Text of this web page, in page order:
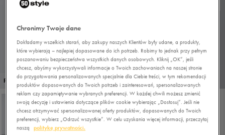
PROMO: DO -30% 1/4
Chronimy Twoje dane
Dokładamy wszelkich starań, aby zakupy naszych Klientów były udane, a produkty,
które wybierają – najlepiej dopasowane do ich potrzeb. Robimy to jednak przy pełnym
poszanowaniu bezpieczeństwa wszystkich danych osobowych. Kliknij „OK”, jeśli
chcesz, abyśmy wykorzystywali informacje o Twoich zachowaniach na naszej stronie
do przygotowania personalizowanych specjalnie dla Ciebie treści, w tym rekomendacji
produktów dopasowanych do Twoich potrzeb i zainteresowań, spersonalizowanych
reklam czy zapamiętywanie wybranych preferencji. W każdej chwili możesz zmienić
swoją decyzję i ustawienia dotyczące plików cookie wybierając „Dostosuj”. Jeśli nie
chcesz otrzymywać spersonalizowanej oferty produktów, dopasowanych do Twoich
preferencji, wybierz „Odrzuć wszystkie”. W celu uzyskania więcej informacji, przeczytaj
naszą
politykę prywatności.